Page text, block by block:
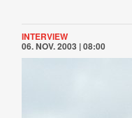
INTERVIEW
06. NOV. 2003 | 08:00